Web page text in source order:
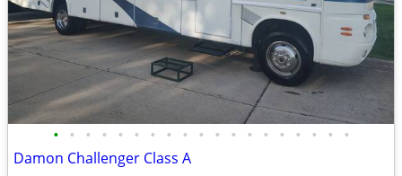
• • • • • • • • • • • • • • • • • • •
Damon Challenger Class A